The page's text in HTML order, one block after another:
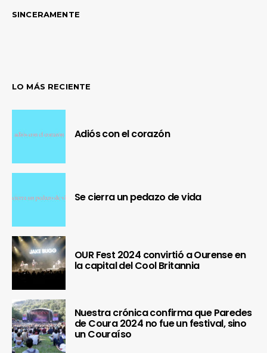
SINCERAMENTE
LO MÁS RECIENTE
Adiós con el corazón
Se cierra un pedazo de vida
OUR Fest 2024 convirtió a Ourense en
la capital del Cool Britannia
Nuestra crónica confirma que Paredes
de Coura 2024 no fue un festival, sino
un Couraíso